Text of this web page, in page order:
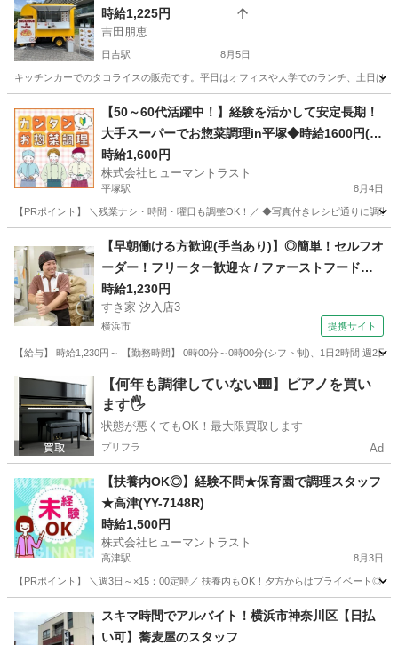
時給1,225円
吉田朋恵
日吉駅 8月5日
キッチンカーでのタコライスの販売です。平日はオフィスや大学でのランチ、土日は
その他 スタッフ
【50～60代活躍中！】経験を活かして安定長期！
大手スーパーでお惣菜調理in平塚◆時給1600円(W
2T-1573_1)
時給1,600円
株式会社ヒューマントラスト
平塚駅 8月4日
【PRポイント】 ＼残業ナシ・時間・曜日も調整OK！／ ◆写真付きレシピ通りに調
平塚駅 キッチン ヒューマントラスト
【早朝働ける方歓迎(手当あり)】◎簡単！セルフオ
ーダー！フリーター歓迎☆ / ファーストフード
ホールスタッフ
時給1,230円
すき家 汐入店3
横浜市 提携サイト
【給与】 時給1,230円～ 【勤務時間】 0時00分～0時00分(シフト制)、1日2時間 週
神奈川 レストラン
【何年も調律していない🎹】ピアノを買い
ます🖐️
状態が悪くてもOK！最大限買取します
プリフラ Ad
【扶養内OK◎】経験不問★保育園で調理スタッフ
★高津(YY-7148R)
時給1,500円
株式会社ヒューマントラスト
高津駅 8月3日
【PRポイント】 ＼週3日～×15：00定時／ 扶養内もOK！夕方からはプライベート◎
高津駅 キッチン
スキマ時間でアルバイト！横浜市神奈川区【日払
い可】蕎麦屋のスタッフ